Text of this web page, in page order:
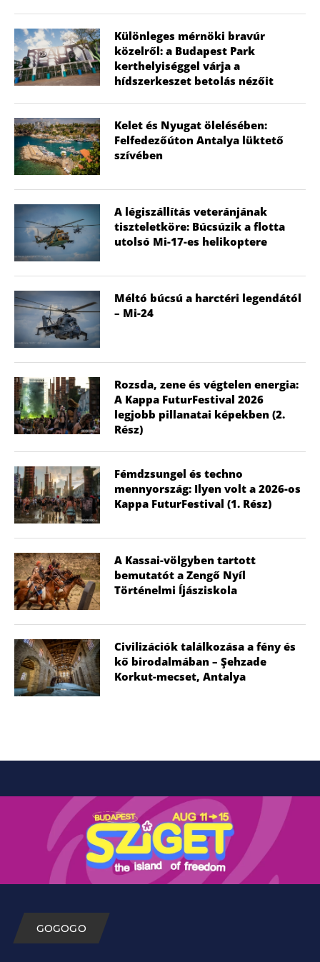
Különleges mérnöki bravúr
közelről: a Budapest Park
kerthelyiséggel várja a
hídszerkeszet betolás nézőit
Kelet és Nyugat ölelésében:
Felfedezőúton Antalya lüktető
szívében
A légiszállítás veteránjának
tiszteletköre: Búcsúzik a flotta
utolsó Mi-17-es helikoptere
Méltó búcsú a harctéri legendától
– Mi-24
Rozsda, zene és végtelen energia:
A Kappa FuturFestival 2026
legjobb pillanatai képekben (2.
Rész)
Fémdzsungel és techno
mennyország: Ilyen volt a 2026-os
Kappa FuturFestival (1. Rész)
A Kassai-völgyben tartott
bemutatót a Zengő Nyíl
Történelmi Íjásziskola
Civilizációk találkozása a fény és
kő birodalmában – Şehzade
Korkut-mecset, Antalya
GOGOGO